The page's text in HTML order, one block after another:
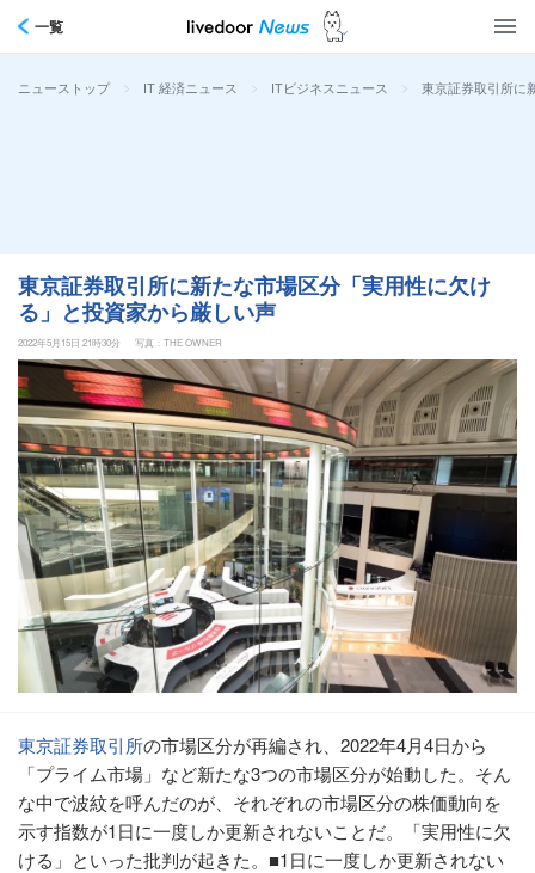
一覧
ニューストップ > IT 経済ニュース > ITビジネスニュース > 東京証券取引所に
東京証券取引所に新たな市場区分「実用性に欠け
る」と投資家から厳しい声
2022年5月15日 21時30分 写真：THE OWNER
東京証券取引所の市場区分が再編され、2022年4月4日から
「プライム市場」など新たな3つの市場区分が始動した。そん
な中で波紋を呼んだのが、それぞれの市場区分の株価動向を
示す指数が1日に一度しか更新されないことだ。「実用性に欠
ける」といった批判が起きた。■1日に一度しか更新されない